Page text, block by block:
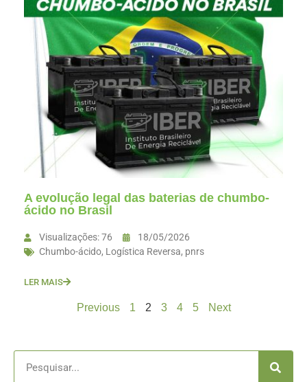
A evolução legal das baterias de chumbo-
ácido no Brasil
Visualizações: 76
18/05/2026
Chumbo-ácido, Logística Reversa, pnrs
LER MAIS
Previous 1 2 3 4 5 Next